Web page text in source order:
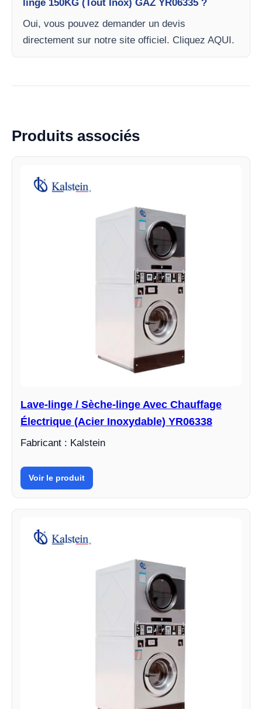
linge 150KG (Tout Inox) GAZ YR06335 ?
Oui, vous pouvez demander un devis
directement sur notre site officiel. Cliquez AQUI.
Produits associés
Lave-linge / Sèche-linge Avec Chauffage
Électrique (Acier Inoxydable) YR06338
Fabricant : Kalstein
Voir le produit